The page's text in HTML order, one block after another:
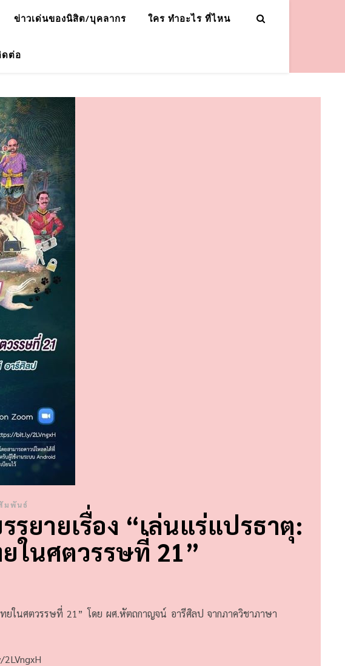
ข่าวเด่นของนิสิต/บุคลากร ใคร ทำอะไร ที่ไหน
ต่อ
มพันธ์
ยายเรื่อง “เล่นแร่แปรธาตุ:
ในศตวรรษที่ 21”
ยในศตวรรษที่ 21” โดย ผศ.หัตถกาญจน์ อารีศิลป จากภาควิชาภาษา